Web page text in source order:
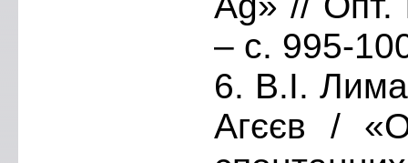
– с. 995-
6. В.І.
Агєєв /